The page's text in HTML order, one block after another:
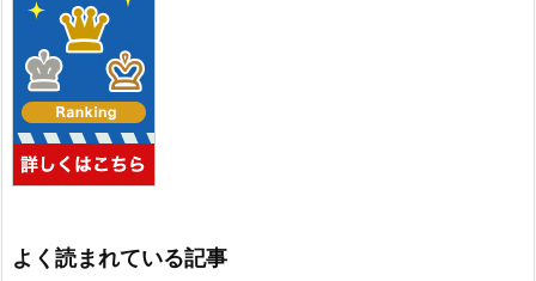
よく読まれている記事